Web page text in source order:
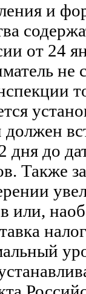
и
от 24
не
дня до
Также
или,